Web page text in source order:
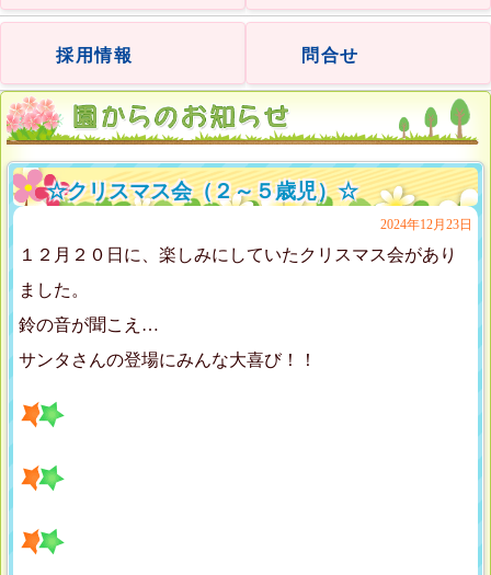
採用情報 問合せ
☆クリスマス会（２～５歳児）☆
2024年12月23日
１２月２０日に、楽しみにしていたクリスマス会があり
ました。
鈴の音が聞こえ…
サンタさんの登場にみんな大喜び！！